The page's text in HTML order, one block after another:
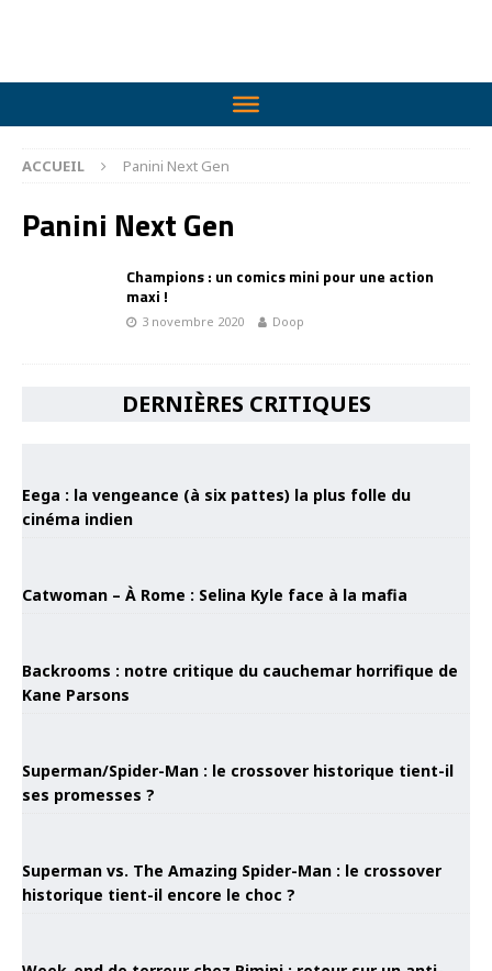
ACCUEIL Panini Next Gen
Panini Next Gen
Champions : un comics mini pour une action
maxi !
3 novembre 2020 Doop
DERNIÈRES CRITIQUES
Eega : la vengeance (à six pattes) la plus folle du
cinéma indien
Catwoman – À Rome : Selina Kyle face à la mafia
Backrooms : notre critique du cauchemar horrifique de
Kane Parsons
Superman/Spider-Man : le crossover historique tient-il
ses promesses ?
Superman vs. The Amazing Spider-Man : le crossover
historique tient-il encore le choc ?